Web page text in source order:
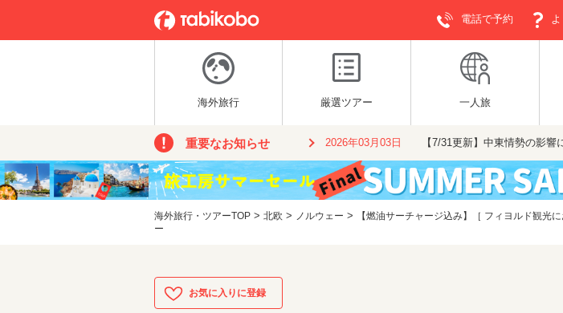
電話で予約
海外旅行 厳選ツアー 一人旅
重要なお知らせ 2026年03月03日 【7/31更新】中東情勢の影
海外旅行・ツアーTOP > 北欧 > ノルウェー >
【燃油サーチャージ込み】［ フィヨルド観
ー